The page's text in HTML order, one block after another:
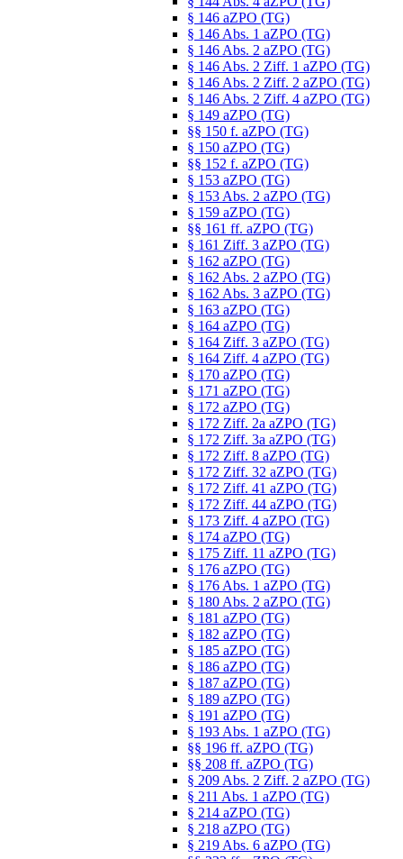
§ 146 aZPO (TG)
§ 146 Abs. 1 aZPO (TG)
§ 146 Abs. 2 aZPO (TG)
§ 146 Abs. 2 Ziff. 1 aZPO (TG)
§ 146 Abs. 2 Ziff. 2 aZPO (TG)
§ 146 Abs. 2 Ziff. 4 aZPO (TG)
§ 149 aZPO (TG)
§§ 150 f. aZPO (TG)
§ 150 aZPO (TG)
§§ 152 f. aZPO (TG)
§ 153 aZPO (TG)
§ 153 Abs. 2 aZPO (TG)
§ 159 aZPO (TG)
§§ 161 ff. aZPO (TG)
§ 161 Ziff. 3 aZPO (TG)
§ 162 aZPO (TG)
§ 162 Abs. 2 aZPO (TG)
§ 162 Abs. 3 aZPO (TG)
§ 163 aZPO (TG)
§ 164 aZPO (TG)
§ 164 Ziff. 3 aZPO (TG)
§ 164 Ziff. 4 aZPO (TG)
§ 170 aZPO (TG)
§ 171 aZPO (TG)
§ 172 aZPO (TG)
§ 172 Ziff. 2a aZPO (TG)
§ 172 Ziff. 3a aZPO (TG)
§ 172 Ziff. 8 aZPO (TG)
§ 172 Ziff. 32 aZPO (TG)
§ 172 Ziff. 41 aZPO (TG)
§ 172 Ziff. 44 aZPO (TG)
§ 173 Ziff. 4 aZPO (TG)
§ 174 aZPO (TG)
§ 175 Ziff. 11 aZPO (TG)
§ 176 aZPO (TG)
§ 176 Abs. 1 aZPO (TG)
§ 180 Abs. 2 aZPO (TG)
§ 181 aZPO (TG)
§ 182 aZPO (TG)
§ 185 aZPO (TG)
§ 186 aZPO (TG)
§ 187 aZPO (TG)
§ 189 aZPO (TG)
§ 191 aZPO (TG)
§ 193 Abs. 1 aZPO (TG)
§§ 196 ff. aZPO (TG)
§§ 208 ff. aZPO (TG)
§ 209 Abs. 2 Ziff. 2 aZPO (TG)
§ 211 Abs. 1 aZPO (TG)
§ 214 aZPO (TG)
§ 218 aZPO (TG)
§ 219 Abs. 6 aZPO (TG)